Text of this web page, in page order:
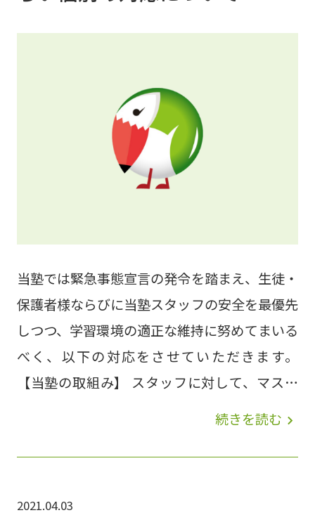
に対応し、無理なく、効率的な学習スケジュー
ルのご提案も致します。 この休みを利用して、
お子様ひとりひとりの状況に合わせ、学習面で
も成果を実施できるような、有意義な夏休みと
習の時間割】 Aコマ １５：
１０～１６：４０ 【90分】※中3・高3対
象 Aコマ １５：４０～１６：
４０ 【60分】※小学対象(60
分) Bコマ １６：５０～１
８：２０ 【90分】※中3・高3対
当塾では緊急事態宣言の発令を踏まえ、生徒・
保護者様ならびに当塾スタッフの安全を最優先
しつつ、学習環境の適正な維持に努めてまいる
べく、以下の対応をさせていただきます。
【当塾の取組み】 スタッフに対して、マスク
およびフェイスシールドの着用・検温を義務付
校時にドアノブ等多くの人が触れる部分の消毒
気清浄機を1教室につき数台稼働させていきま
続きを読む navigate_next
2021.04.03